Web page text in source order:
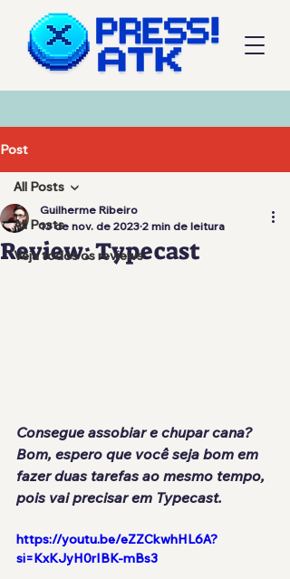
Post
All Posts
Veja todos os reviews
All Posts
Review: Typecast
Guilherme Ribeiro
13 de nov. de 2023 2 min de leitura
Consegue assobiar e chupar cana?
Bom, espero que você seja bom em
fazer duas tarefas ao mesmo tempo,
pois vai precisar em Typecast.
https://youtu.be/eZZCkwhHL6A?
si=KxKJyH0rIBK-mBs3